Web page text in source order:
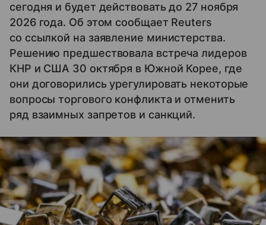
сегодня и будет действовать до 27 ноября
2026 года. Об этом сообщает Reuters
со ссылкой на заявление министерства.
Решению предшествовала встреча лидеров
КНР и США 30 октября в Южной Корее, где
они договорились урегулировать некоторые
вопросы торгового конфликта и отменить
ряд взаимных запретов и санкций.